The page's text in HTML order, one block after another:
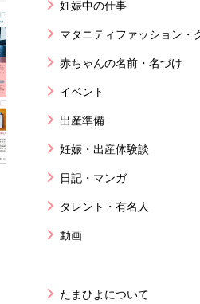
妊娠中の仕事
マタニティファッション・
赤ちゃんの名前・名づけ
イベント
出産準備
妊娠・出産体験談
日記・マンガ
タレント・有名人
動画
たまひよについて